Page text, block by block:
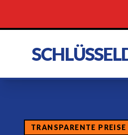
TRANSPARENTE PREISE